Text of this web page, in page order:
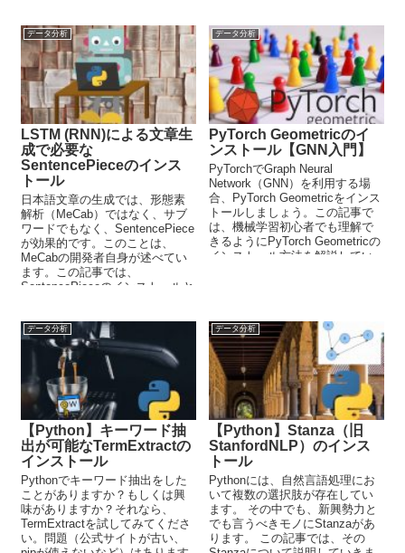
ます。
データ分析
LSTM (RNN)による文章生
成で必要な
SentencePieceのインス
トール
日本語文章の生成では、形態素
解析（MeCab）ではなく、サブ
ワードでもなく、SentencePiece
が効果的です。このことは、
MeCabの開発者自身が述べてい
ます。この記事では、
SentencePieceのインストールと
データ分析
PyTorch Geometricのイ
ンストール【GNN入門】
PyTorchでGraph Neural
Network（GNN）を利用する場
合、PyTorch Geometricをインス
トールしましょう。この記事で
は、機械学習初心者でも理解で
きるようにPyTorch Geometricの
インストール方法を解説してい
データ分析
【Python】キーワード抽
出が可能なTermExtractの
インストール
Pythonでキーワード抽出をした
ことがありますか？もしくは興
味がありますか？それなら、
TermExtractを試してみてくださ
い。問題（公式サイトが古い、
データ分析
【Python】Stanza（旧
StanfordNLP）のインス
トール
Pythonには、自然言語処理にお
いて複数の選択肢が存在してい
ます。 その中でも、新興勢力と
でも言うべきモノにStanzaがあ
ります。 この記事では、その